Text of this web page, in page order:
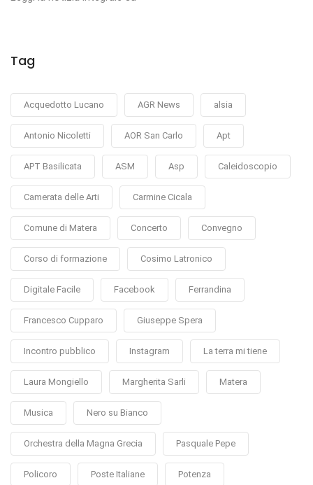
Tag
Acquedotto Lucano AGR News alsia
Antonio Nicoletti AOR San Carlo Apt
APT Basilicata ASM Asp Caleidoscopio
Camerata delle Arti Carmine Cicala
Comune di Matera Concerto Convegno
Corso di formazione Cosimo Latronico
Digitale Facile Facebook Ferrandina
Francesco Cupparo Giuseppe Spera
Incontro pubblico Instagram La terra mi tiene
Laura Mongiello Margherita Sarli Matera
Musica Nero su Bianco
Orchestra della Magna Grecia Pasquale Pepe
Policoro Poste Italiane Potenza